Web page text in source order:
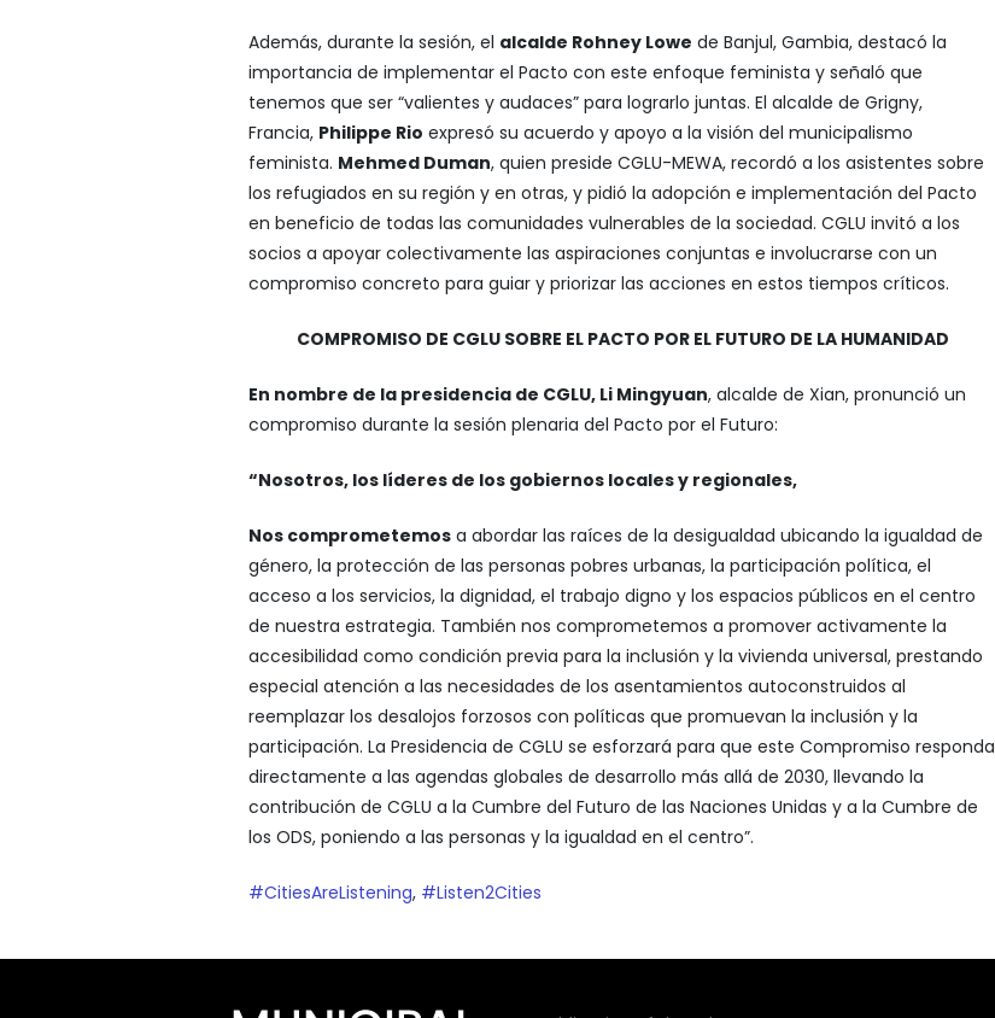
Además, durante la sesión, el alcalde Rohney Lowe de Banjul, Gambia, destacó la
importancia de implementar el Pacto con este enfoque feminista y señaló que
tenemos que ser “valientes y audaces” para lograrlo juntas. El alcalde de Grigny,
Francia, Philippe Rio expresó su acuerdo y apoyo a la visión del municipalismo
feminista. Mehmed Duman, quien preside CGLU-MEWA, recordó a los asistentes sobre
los refugiados en su región y en otras, y pidió la adopción e implementación del Pacto
en beneficio de todas las comunidades vulnerables de la sociedad. CGLU invitó a los
socios a apoyar colectivamente las aspiraciones conjuntas e involucrarse con un
compromiso concreto para guiar y priorizar las acciones en estos tiempos críticos.
COMPROMISO DE CGLU SOBRE EL PACTO POR EL FUTURO DE LA HUMANIDAD
En nombre de la presidencia de CGLU, Li Mingyuan, alcalde de Xian, pronunció un
compromiso durante la sesión plenaria del Pacto por el Futuro:
“Nosotros, los líderes de los gobiernos locales y regionales,
Nos comprometemos a abordar las raíces de la desigualdad ubicando la igualdad de
género, la protección de las personas pobres urbanas, la participación política, el
acceso a los servicios, la dignidad, el trabajo digno y los espacios públicos en el centro
de nuestra estrategia. También nos comprometemos a promover activamente la
accesibilidad como condición previa para la inclusión y la vivienda universal, prestando
especial atención a las necesidades de los asentamientos autoconstruidos al
reemplazar los desalojos forzosos con políticas que promuevan la inclusión y la
participación. La Presidencia de CGLU se esforzará para que este Compromiso responda
directamente a las agendas globales de desarrollo más allá de 2030, llevando la
contribución de CGLU a la Cumbre del Futuro de las Naciones Unidas y a la Cumbre de
los ODS, poniendo a las personas y la igualdad en el centro”.
#CitiesAreListening, #Listen2Cities